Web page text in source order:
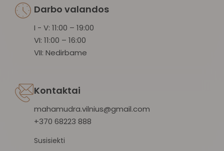
Darbo valandos
I - V: 11:00 – 19:00
VI: 11:00 – 16:00
VII: Nedirbame
Kontaktai
mahamudra.vilnius@gmail.com
+370 68223 888
Susisiekti